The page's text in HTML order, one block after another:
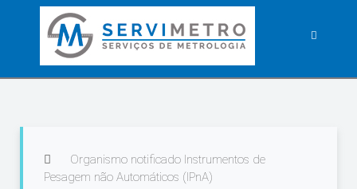
Organismo notificado Instrumentos de
Pesagem não Automáticos (IPnA)